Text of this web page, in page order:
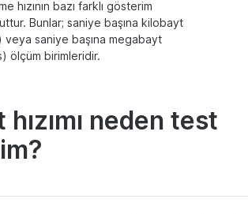
hızının bazı farklı gösterim
Bunlar; saniye başına kilobayt
saniye başına megabayt
ölçüm birimleridir.
neden test